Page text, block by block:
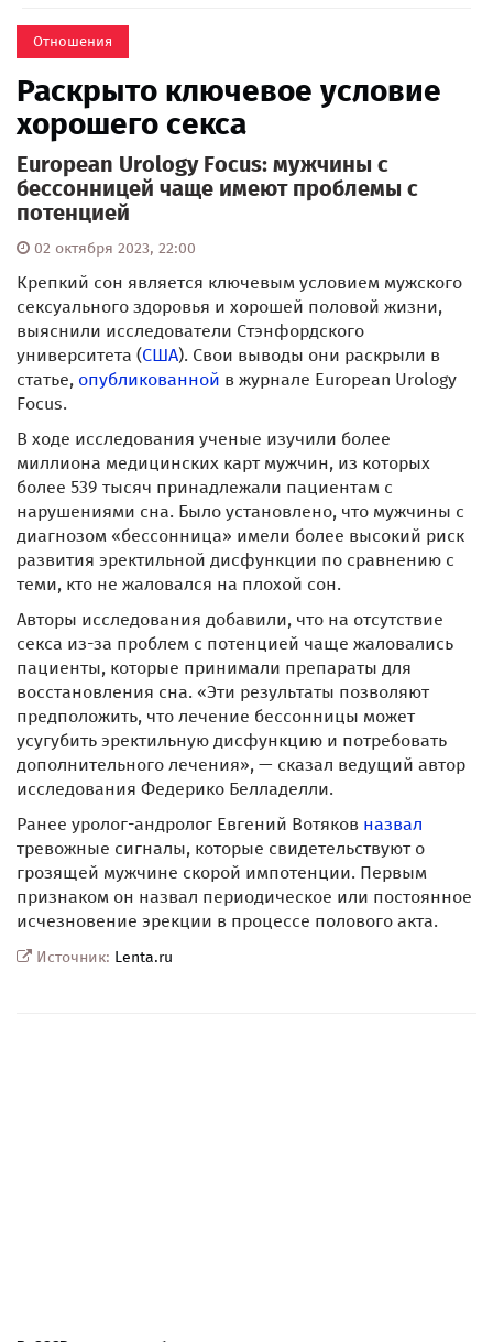
Отношения
Раскрыто ключевое условие
хорошего секса
European Urology Focus: мужчины с
бессонницей чаще имеют проблемы с
потенцией
02 октября 2023, 22:00
Крепкий сон является ключевым условием мужского
сексуального здоровья и хорошей половой жизни,
выяснили исследователи Стэнфордского
университета (США). Свои выводы они раскрыли в
статье, опубликованной в журнале European Urology
Focus.
В ходе исследования ученые изучили более
миллиона медицинских карт мужчин, из которых
более 539 тысяч принадлежали пациентам с
нарушениями сна. Было установлено, что мужчины с
диагнозом «бессонница» имели более высокий риск
развития эректильной дисфункции по сравнению с
теми, кто не жаловался на плохой сон.
Авторы исследования добавили, что на отсутствие
секса из-за проблем с потенцией чаще жаловались
пациенты, которые принимали препараты для
восстановления сна. «Эти результаты позволяют
предположить, что лечение бессонницы может
усугубить эректильную дисфункцию и потребовать
дополнительного лечения», — сказал ведущий автор
исследования Федерико Белладелли.
Ранее уролог-андролог Евгений Вотяков назвал
тревожные сигналы, которые свидетельствуют о
грозящей мужчине скорой импотенции. Первым
признаком он назвал периодическое или постоянное
исчезновение эрекции в процессе полового акта.
Источник: Lenta.ru